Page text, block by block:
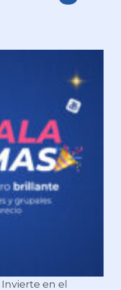
Invierte en el